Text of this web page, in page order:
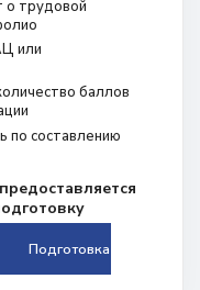
о трудовой
или
баллов
по составлению
Подготовка